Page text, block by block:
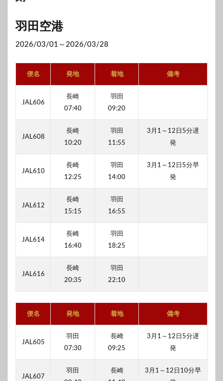
羽田空港
2026/03/01～2026/03/28
便名 発地 着地 備考
JAL606
長崎
07:40
羽田
09:20
JAL608
長崎
10:20
羽田
11:55
3月1～12日5分遅
発
JAL610
長崎
12:25
羽田
14:00
3月1～12日5分早
発
JAL612
長崎
15:15
羽田
16:55
JAL614
長崎
16:40
羽田
18:25
JAL616
長崎
20:35
羽田
22:10
便名 発地 着地 備考
JAL605
羽田
07:30
長崎
09:25
3月1～12日5分遅
発
JAL607
羽田
長崎
3月1～12日10分早